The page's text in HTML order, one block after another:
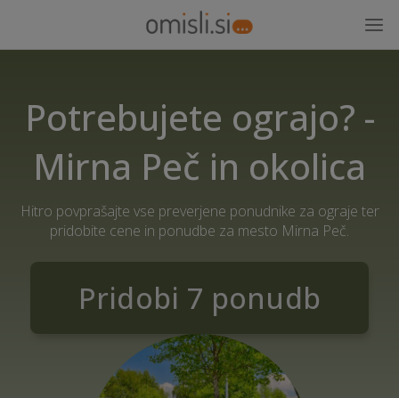
Potrebujete ograjo? -
Mirna Peč in okolica
Hitro povprašajte vse preverjene ponudnike za ograje ter
pridobite cene in ponudbe za mesto Mirna Peč.
Pridobi 7 ponudb